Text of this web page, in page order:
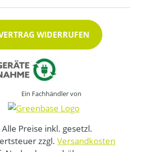
WIDERRUFEN
Ein Fachhändler von
Preise inkl. gesetzl.
zzgl. Versandkosten